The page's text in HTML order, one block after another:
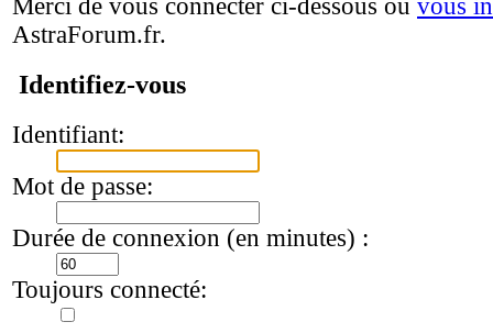
Merci de vous connecter ci-dessous ou vous
AstraForum.fr.
Identifiez-vous
Identifiant:
Mot de passe:
Durée de connexion (en minutes) :
Toujours connecté: